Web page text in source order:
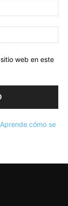
web en este
Aprende cómo se